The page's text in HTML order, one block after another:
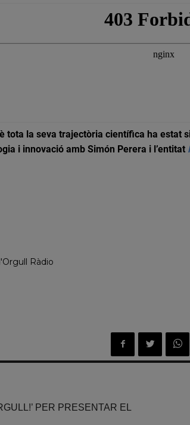
tota la seva trajectòria científica ha
i innovació amb Simón Perera i l’entitat
Ràdio
PER PRESENTAR EL